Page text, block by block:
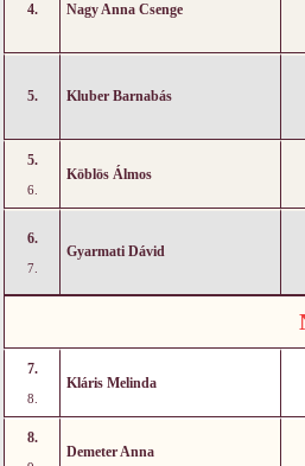
4. Nagy Anna Csenge
5. Kluber Barnabás
5.
6.
Köblös Álmos
6.
7.
Gyarmati Dávid
7.
8.
Kláris Melinda
8.
Demeter Anna